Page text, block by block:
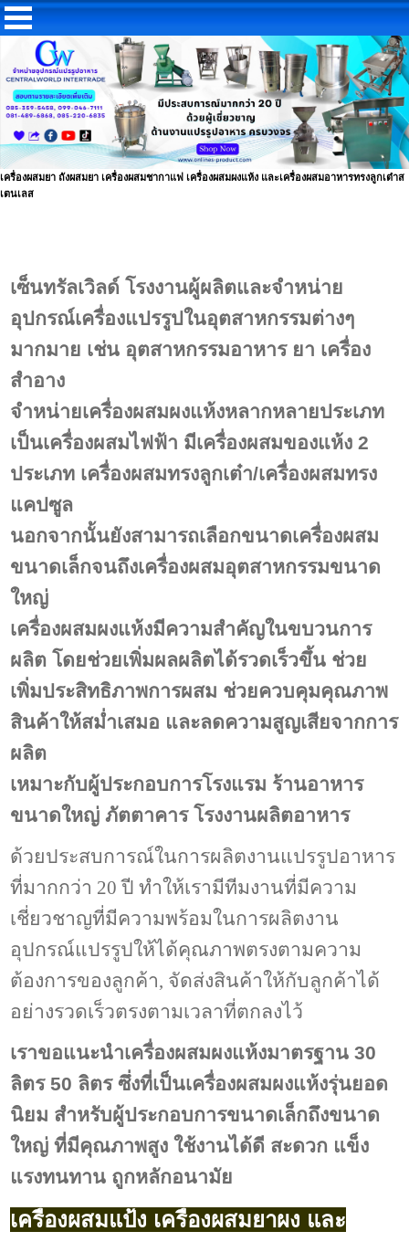
เครื่องผสมยา ถังผสมยา เครื่องผสมชากาแฟ เครื่องผสมผงแห้ง และเครื่องผสมอาหารทรงลูกเต๋าส
เตนเลส
เซ็นทรัลเวิลด์ โรงงานผู้ผลิตและจำหน่าย
อุปกรณ์เครื่องแปรรูปในอุตสาหกรรมต่างๆ
มากมาย เช่น อุตสาหกรรมอาหาร ยา เครื่อง
สำอาง
จำหน่ายเครื่องผสมผงแห้งหลากหลายประเภท
เป็นเครื่องผสมไฟฟ้า มีเครื่องผสมของแห้ง 2
ประเภท เครื่องผสมทรงลูกเต๋า/เครื่องผสมทรง
แคปซูล
นอกจากนั้นยังสามารถเลือกขนาดเครื่องผสม
ขนาดเล็กจนถึงเครื่องผสมอุตสาหกรรมขนาด
ใหญ่
เครื่องผสมผงแห้งมีความสำคัญในขบวนการ
ผลิต โดยช่วยเพิ่มผลผลิตได้รวดเร็วขึ้น ช่วย
เพิ่มประสิทธิภาพการผสม ช่วยควบคุมคุณภาพ
สินค้าให้สม่ำเสมอ และลดความสูญเสียจากการ
ผลิต
เหมาะกับผู้ประกอบการโรงแรม ร้านอาหาร
ขนาดใหญ่ ภัตตาคาร โรงงานผลิตอาหาร
ด้วยประสบการณ์ในการผลิตงานแปรรูปอาหาร
ที่มากกว่า 20 ปี ทำให้เรามีทีมงานที่มีความ
เชี่ยวชาญที่มีความพร้อมในการผลิตงาน
อุปกรณ์แปรรูปให้ได้คุณภาพตรงตามความ
ต้องการของลูกค้า, จัดส่งสินค้าให้กับลูกค้าได้
อย่างรวดเร็วตรงตามเวลาที่ตกลงไว้
เราขอแนะนำเครื่องผสมผงแห้งมาตรฐาน 30
ลิตร 50 ลิตร ซึ่งที่เป็นเครื่องผสมผงแห้งรุ่นยอด
นิยม สำหรับผู้ประกอบการขนาดเล็กถึงขนาด
ใหญ่ที่มีคุณภาพสูง ใช้งานได้ดี สะดวก แข็ง
แรงทนทาน ถูกหลักอนามัย
เครื่องผสมแป้ง เครื่องผสมยาผง และ